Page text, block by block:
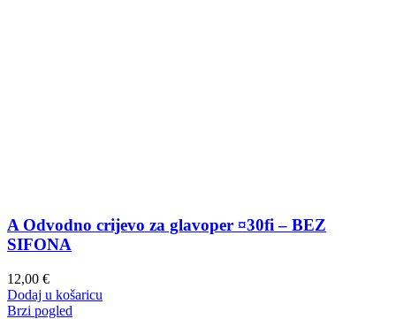
A Odvodno crijevo za glavoper ¤30fi – BEZ
SIFONA
12,00 €
Dodaj u košaricu
Brzi pogled